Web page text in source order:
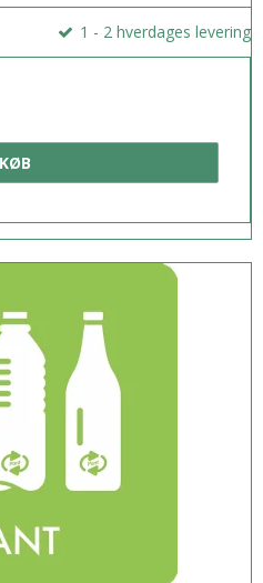
1 - 2 hverdages levering
KØB